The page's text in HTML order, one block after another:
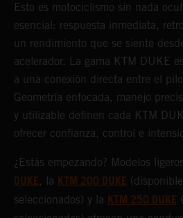
Esto es motociclismo sin nada
esencial: respuesta inmediata,
un rendimiento que se siente
acelerador. La gama KTM DUKE
a una conexión directa entre el
Geometría enfocada, manejo
y utilizable definen cada KTM
ofrecer confianza, control e
¿Estás empezando? Modelos
DUKE, la KTM 200 DUKE
seleccionados) y la KTM 250 DUKE